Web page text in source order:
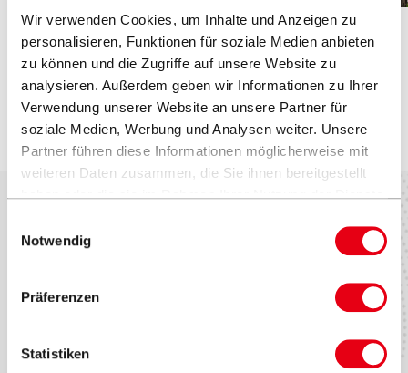
Wir verwenden Cookies, um Inhalte und Anzeigen zu
personalisieren, Funktionen für soziale Medien anbieten
zu können und die Zugriffe auf unsere Website zu
analysieren. Außerdem geben wir Informationen zu Ihrer
Verwendung unserer Website an unsere Partner für
soziale Medien, Werbung und Analysen weiter. Unsere
Partner führen diese Informationen möglicherweise mit
weiteren Daten zusammen, die Sie ihnen bereitgestellt
haben oder die sie im Rahmen Ihrer Nutzung der Dienste
Notwendig
Präferenzen
Statistiken
Holzoptik
Seitenmastschirme VITA® Collection
Ersatzteile und Zubehöre
Kindergarten & KITA Waltenhofen
Waltenhofen, Deutschland